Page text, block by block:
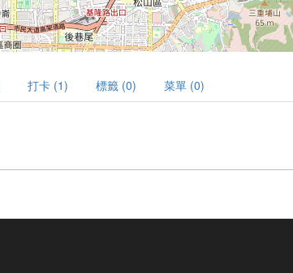
打卡 (1) 標籤 (0) 菜單 (0)